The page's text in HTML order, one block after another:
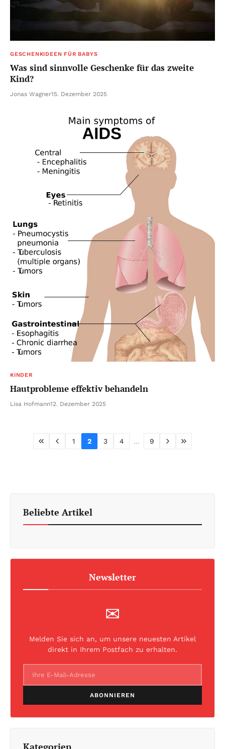
GESCHENKIDEEN FÜR BABYS
Was sind sinnvolle Geschenke für das zweite
Kind?
Jonas Wagner15. Dezember 2025
KINDER
Hautprobleme effektiv behandeln
Lisa Hofmann12. Dezember 2025
1 2 3 4 ... 9
Beliebte Artikel
Newsletter
✉
Melden Sie sich an, um unsere neuesten Artikel
direkt in Ihrem Postfach zu erhalten.
ABONNIEREN
Kategorien